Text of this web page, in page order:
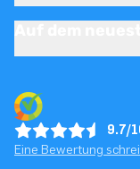
9.7/
Eine Bewertung